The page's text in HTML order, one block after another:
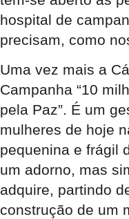
hospital de
precisam, como
Uma vez mais a
Campanha “10
pela Paz”. É um
mulheres de hoje
pequenina e frágil
um adorno, mas
adquire, partindo
construção de um